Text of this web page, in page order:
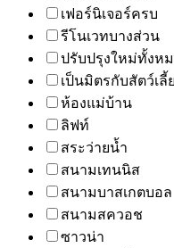
เฟอร์นิเจอร์ครบ
รีโนเวทบางส่วน
ปรับปรุงใหม่ทั้งห
เป็นมิตรกับสัตว์เลี้
ห้องแม่บ้าน
ลิฟท์
สระว่ายน้ำ
สนามเทนนิส
สนามบาสเกตบอล
สนามสควอช
ซาวน่า